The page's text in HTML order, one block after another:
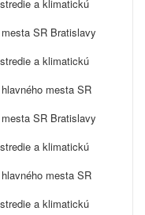
a klimatickú
SR Bratislavy
a klimatickú
mesta SR
SR Bratislavy
a klimatickú
mesta SR
a klimatickú